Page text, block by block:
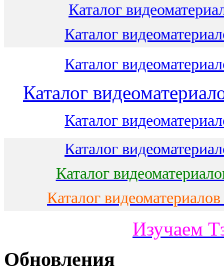
Каталог
Каталог
Каталог
Каталог
Каталог
Каталог
Каталог
Каталог
Изучаем
Обновления